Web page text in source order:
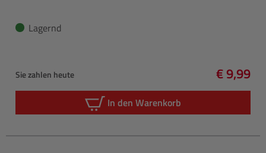
Lagernd
Sie zahlen heute € 9,99
In den Warenkorb